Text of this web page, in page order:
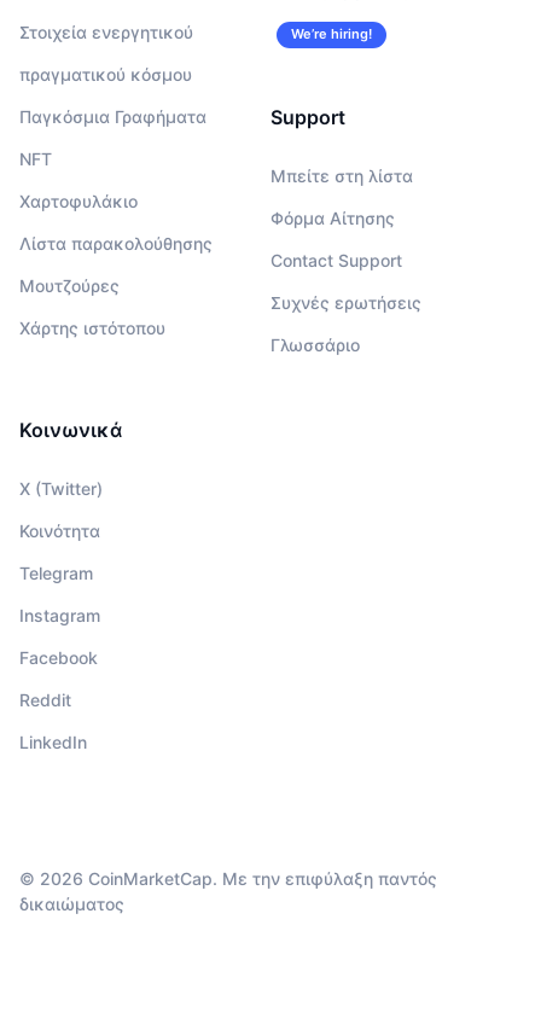
Στοιχεία ενεργητικού
πραγματικού κόσμου
Παγκόσμια Γραφήματα
NFT
Χαρτοφυλάκιο
Λίστα παρακολούθησης
Μουτζούρες
Χάρτης ιστότοπου
We’re hiring!
Support
Μπείτε στη λίστα
Φόρμα Αίτησης
Contact Support
Συχνές ερωτήσεις
Γλωσσάριο
Κοινωνικά
X (Twitter)
Κοινότητα
Telegram
Instagram
Facebook
Reddit
LinkedIn
© 2026 CoinMarketCap. Με την επιφύλαξη παντός
δικαιώματος